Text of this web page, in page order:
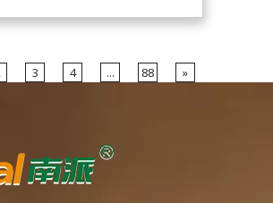
с помощью самой
технологии
сохраняет
аромат свежего лимона.
3 4 ... 88 »